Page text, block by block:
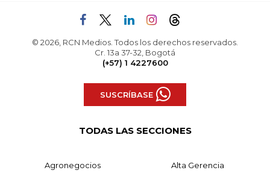
© 2026, RCN Medios. Todos los derechos reservados.
Cr. 13a 37-32, Bogotá
(+57) 1 4227600
SUSCRÍBASE
TODAS LAS SECCIONES
Agronegocios Alta Gerencia